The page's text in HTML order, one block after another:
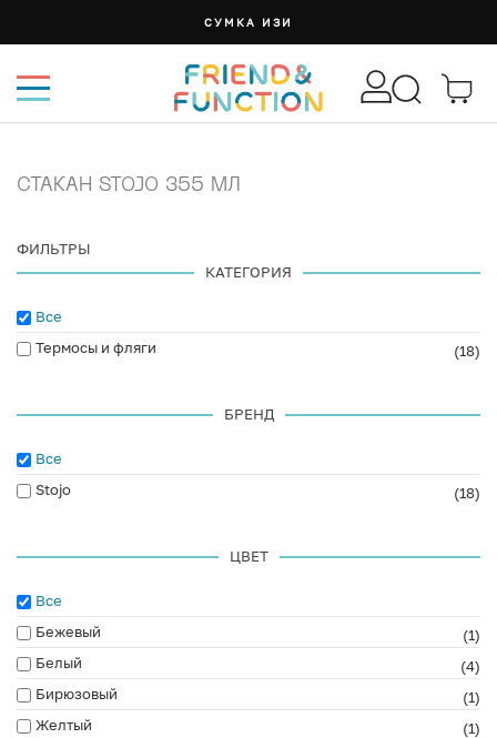
СУМКА ИЗИ
СТАКАН STOJO 355 МЛ
ФИЛЬТРЫ
КАТЕГОРИЯ
Все
Термосы и фляги
(18)
БРЕНД
Все
Stojo
(18)
ЦВЕТ
Все
Бежевый
(1)
Белый
(4)
Бирюзовый
(1)
Желтый
(1)